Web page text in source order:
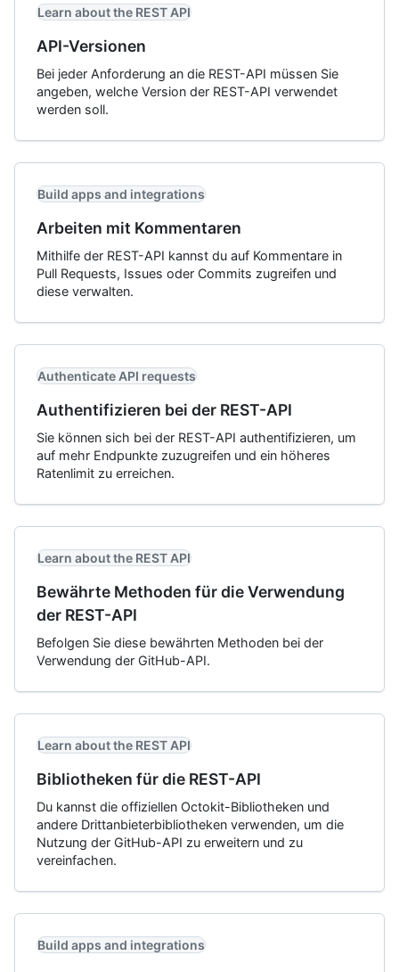
Learn about the REST API
API-Versionen
Bei jeder Anforderung an die REST-API müssen Sie
angeben, welche Version der REST-API verwendet
werden soll.
Build apps and integrations
Arbeiten mit Kommentaren
Mithilfe der REST-API kannst du auf Kommentare in
Pull Requests, Issues oder Commits zugreifen und
diese verwalten.
Authenticate API requests
Authentifizieren bei der REST-API
Sie können sich bei der REST-API authentifizieren, um
auf mehr Endpunkte zuzugreifen und ein höheres
Ratenlimit zu erreichen.
Learn about the REST API
Bewährte Methoden für die Verwendung
der REST-API
Befolgen Sie diese bewährten Methoden bei der
Verwendung der GitHub-API.
Learn about the REST API
Bibliotheken für die REST-API
Du kannst die offiziellen Octokit-Bibliotheken und
andere Drittanbieterbibliotheken verwenden, um die
Nutzung der GitHub-API zu erweitern und zu
vereinfachen.
Build apps and integrations